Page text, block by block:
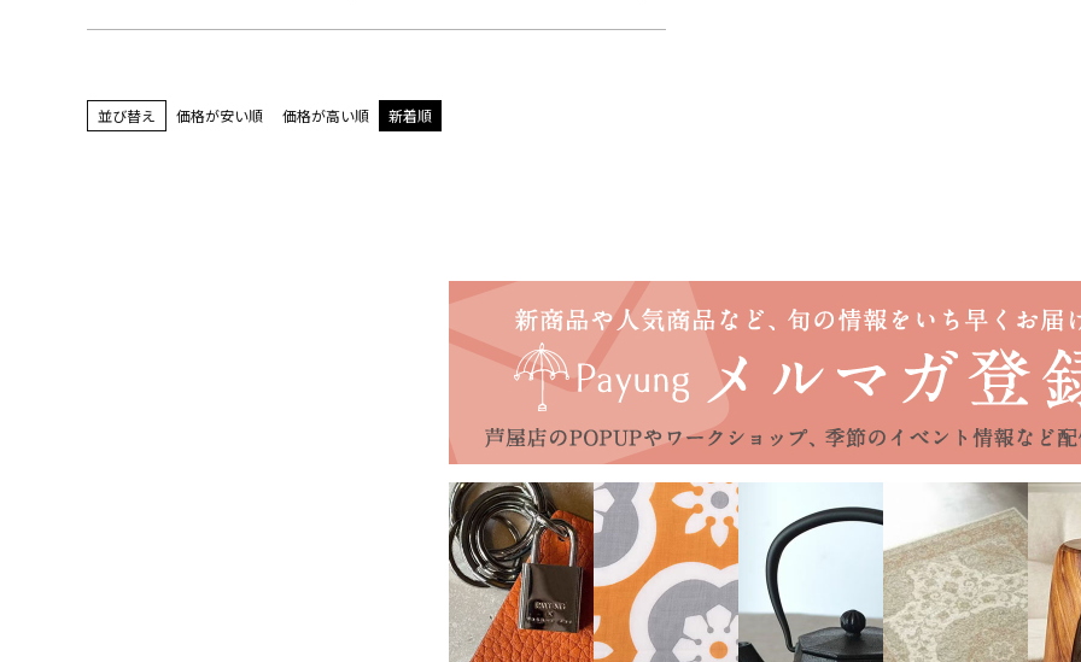
並び替え 価格が安い順 価格が高い順 新着順